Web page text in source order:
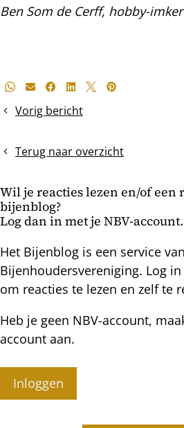
Ben Som de Cerff, hobby-
Deel
bericht
Whatsapp
E-mailFacebook
LinkedIn
X Pinterest
Vorig bericht
December
Terug naar overzicht
Wil je reacties lezen en/of een
bijenblog?
Log dan in met je NBV-account.
Het Bijenblog is een service
Bijenhoudersvereniging. Log
om reacties te lezen en zelf te
Heb je geen NBV-account,
account aan.
Inloggen